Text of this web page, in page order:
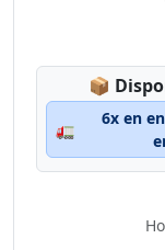
📦
🚛
6x en